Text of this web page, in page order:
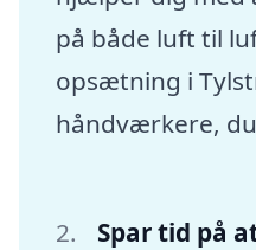
på både luft til
opsætning i
håndværkere,
Spar tid på